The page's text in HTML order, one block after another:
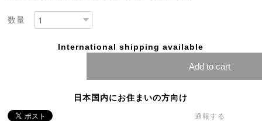
数量
International shipping available
Add to cart
日本国内にお住まいの方向け
通報する